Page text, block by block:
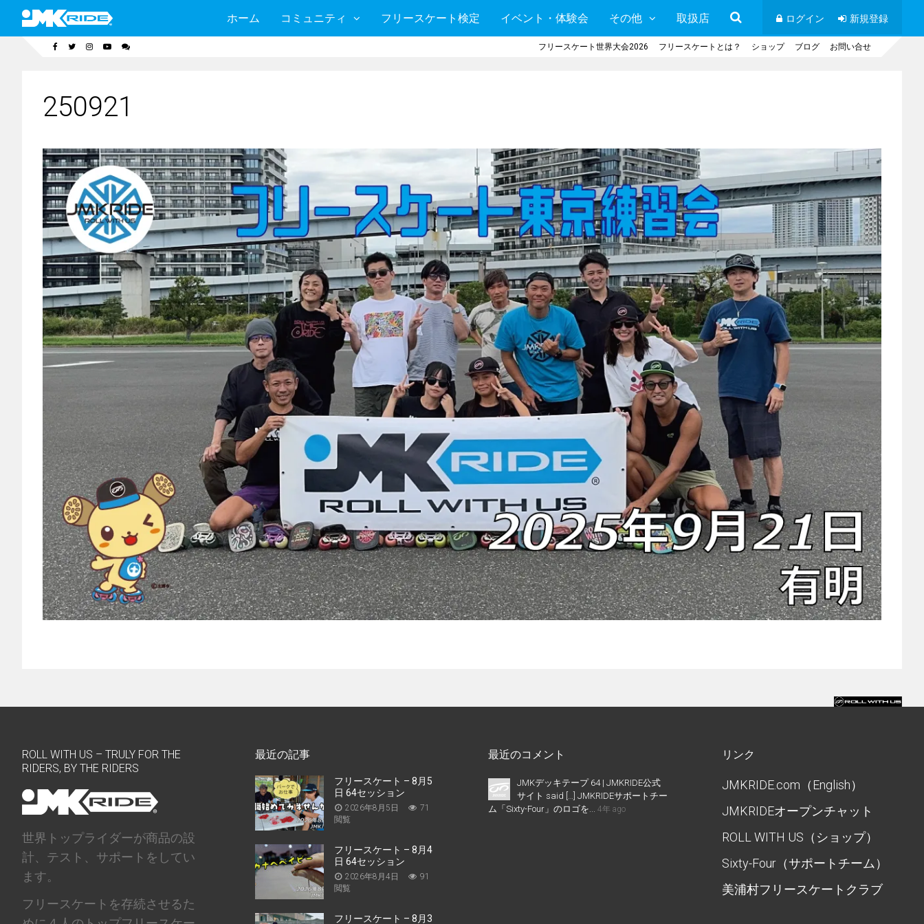
ホーム コミュニティ フリースケート検定 イベント・体験会 その他 取扱店 ログイン 新規登録
フリースケート世界大会2026 フリースケートとは？ ショップ ブログ お問い合せ
250921
ROLL WITH US – TRULY FOR THE
RIDERS, BY THE RIDERS
世界トップライダーが商品の設
計、テスト、サポートをしてい
ます。
フリースケートを存続させるた
最近の記事
フリースケート – 8月5
日 64セッション
2026年8月5日
71
閲覧
フリースケート – 8月4
日 64セッション
2026年8月4日
91
閲覧
フリースケート – 8月3
最近のコメント
JMKデッキテープ 64 | JMKRIDE公式
サイト said […] JMKRIDEサポートチー
ム「Sixty-Four」のロゴを... 4年 ago
リンク
JMKRIDE.com（English）
JMKRIDEオープンチャット
ROLL WITH US（ショップ）
Sixty-Four（サポートチーム）
美浦村フリースケートクラブ